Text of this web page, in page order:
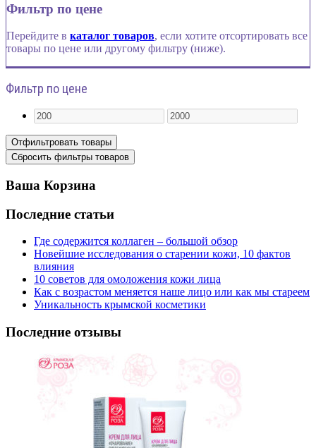
Фильтр по цене
Перейдите в каталог товаров, если хотите отсортировать все
товары по цене или другому фильтру (ниже).
Фильтр по цене
Ваша Корзина
Последние статьи
Где содержится коллаген – большой обзор
Новейшие исследования о старении кожи, 10 фактов
влияния
10 советов для омоложения кожи лица
Как с возрастом меняется наше лицо или как мы стареем
Уникальность крымской косметики
Последние отзывы